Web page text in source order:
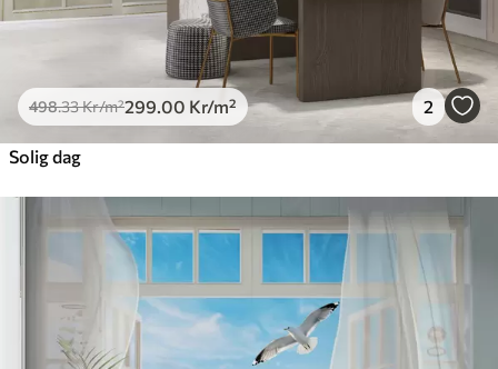
498.33Kr/m²299 .00 Kr/m² 2
Solig dag